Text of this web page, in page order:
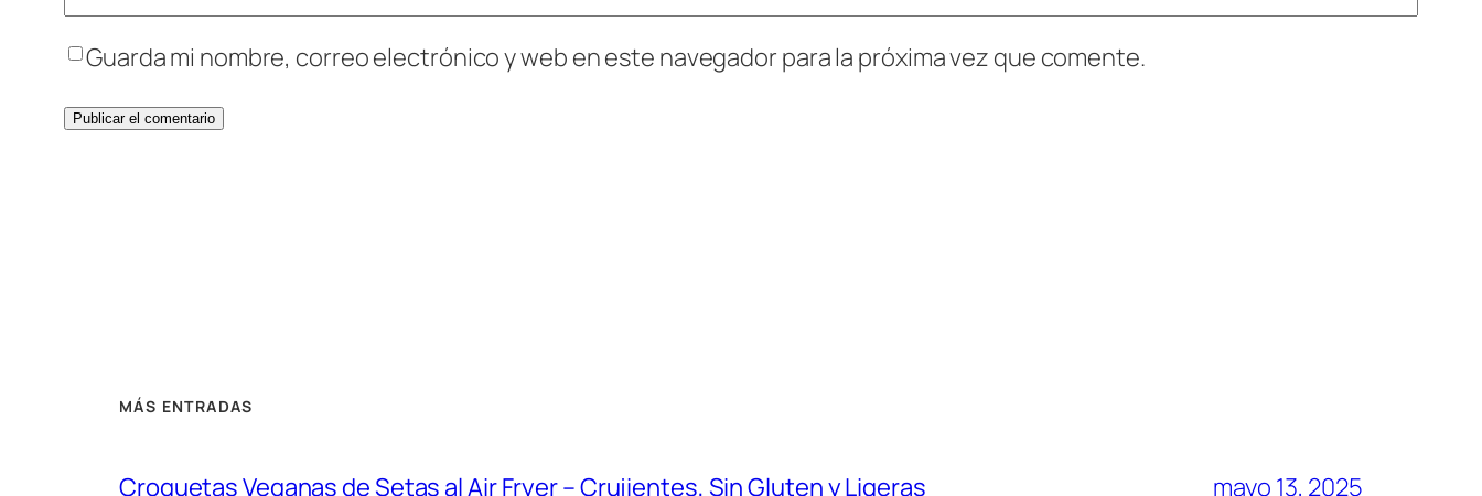
Guarda mi nombre, correo electrónico y web en este navegador para la próxima vez que comente.
MÁS ENTRADAS
Croquetas Veganas de Setas al Air Fryer – Crujientes, Sin Gluten y Ligeras mayo 13, 2025